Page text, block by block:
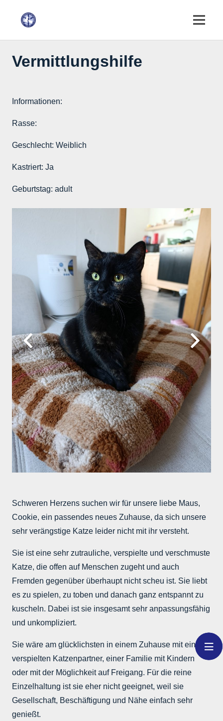
Vermittlungshilfe
Informationen:
Rasse:
Geschlecht: Weiblich
Kastriert: Ja
Geburtstag: adult
Schweren Herzens suchen wir für unsere liebe Maus,
Cookie, ein passendes neues Zuhause, da sich unsere
sehr verängstige Katze leider nicht mit ihr versteht.
Sie ist eine sehr zutrauliche, verspielte und verschmuste
Katze, die offen auf Menschen zugeht und auch
Fremden gegenüber überhaupt nicht scheu ist. Sie liebt
es zu spielen, zu toben und danach ganz entspannt zu
kuscheln. Dabei ist sie insgesamt sehr anpassungsfähig
und unkompliziert.
Sie wäre am glücklichsten in einem Zuhause mit einem
verspielten Katzenpartner, einer Familie mit Kindern
oder mit der Möglichkeit auf Freigang. Für die reine
Einzelhaltung ist sie eher nicht geeignet, weil sie
Gesellschaft, Beschäftigung und Nähe einfach sehr
genießt.